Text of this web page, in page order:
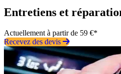
Entretiens et
Actuellement à partir de 59 €*
Recevez des devis